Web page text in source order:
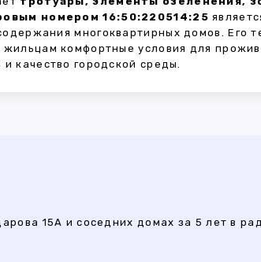
номером 16:50:220514:25
многоквартирных домов. Его
жильцам комфортные условия для
качество городской среды.
15А и соседних домах за 5 лет в